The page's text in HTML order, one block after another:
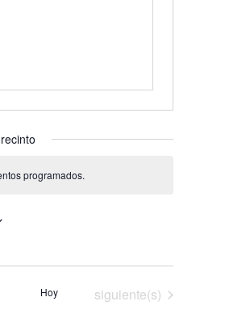
programados.
Hoy Eventos
siguiente(s)